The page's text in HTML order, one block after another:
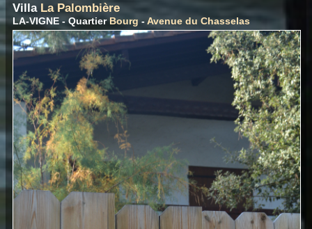
Villa La Palombière
LA-VIGNE - QuartierBourg-Avenue du Chasselas